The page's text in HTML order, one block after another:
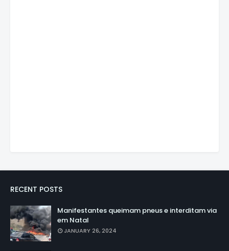
RECENT POSTS
Manifestantes queimam pneus e interditam via
em Natal
JANUARY 26, 2024